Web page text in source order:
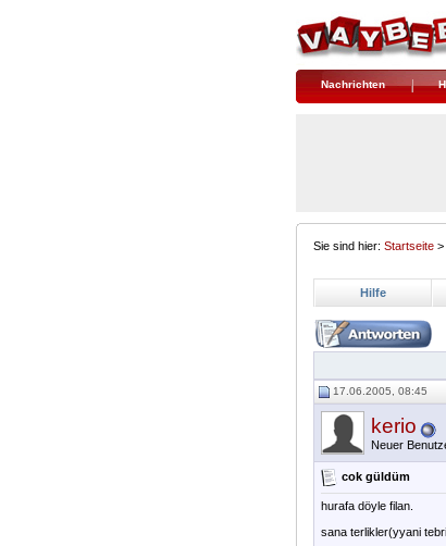
Nachrichten
Sie sind hier: Startseite >
Hilfe
17.06.2005, 08:45
kerio
Neuer
cok güldüm
hurafa döyle filan.
sana terlikler(yyani